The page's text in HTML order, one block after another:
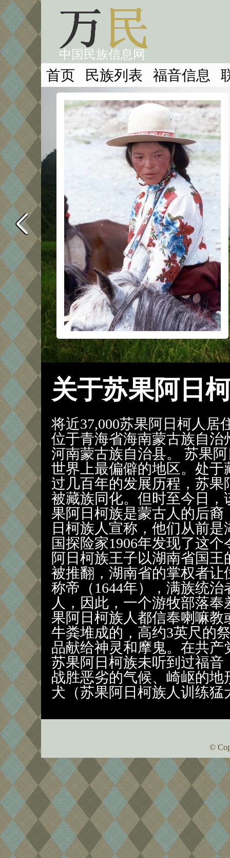
中国民族信息网
首页 民族列表 福音信息
关于苏果阿日
将近37,000苏果阿日柯人居
位于青海省海南蒙古族自
河南蒙古族自治县。 苏果
世界上最偏僻的地区。处
过几百年的发展历程，苏
被藏族同化。但时至今日
果阿日柯族是蒙古人的后
日柯族人宣称，他们从前
国探险家1906年发现了这
阿日柯族王子以湖南省国
被推翻，湖南省的掌权者
称帝（1644年），满族统
人，因此，一个游牧部落
果阿日柯族人都信奉喇嘛
牛粪堆成的，高约3英尺的
品献给神灵和摩鬼。在共
苏果阿日柯族未听到过福
战胜恶劣的气候、崎岖的
犬（苏果阿日柯族人训练猛
©